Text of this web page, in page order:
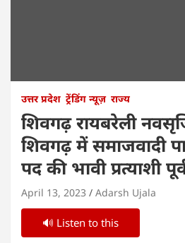
उत्तर प्रदेश ट्रेंडिंग न्यूज़ राज्य
शिवगढ़ रायबरेली
शिवगढ़ में समाजवादी
पद की भावी प्रत्याशी
April 13, 2023 Adarsh Ujala
🔊 Listen to this